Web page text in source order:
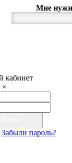
Мне
кабинет
×
Забыли пароль?